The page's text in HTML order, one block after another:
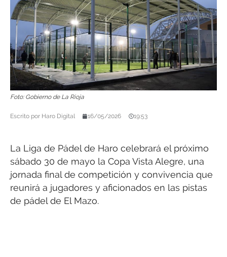
Foto: Gobierno de La Rioja
Escrito por Haro Digital 16/05/2026 19:53
La Liga de Pádel de Haro celebrará el próximo
sábado 30 de mayo la Copa Vista Alegre, una
jornada final de competición y convivencia que
reunirá a jugadores y aficionados en las pistas
de pádel de El Mazo.